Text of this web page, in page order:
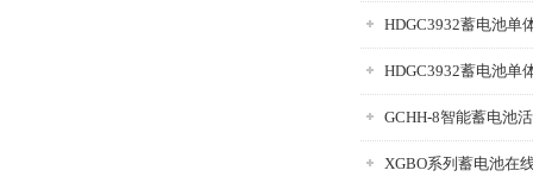
HDGC3932蓄电池单
GCHH-8智能蓄电池
XGBO系列蓄电池在